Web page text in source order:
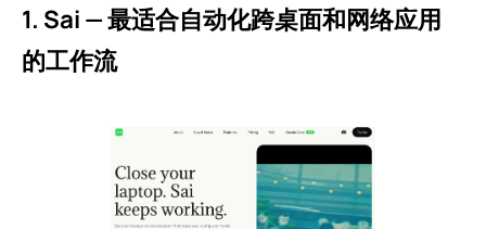
1. Sai — 最适合自动化跨桌面和网络应用
的工作流